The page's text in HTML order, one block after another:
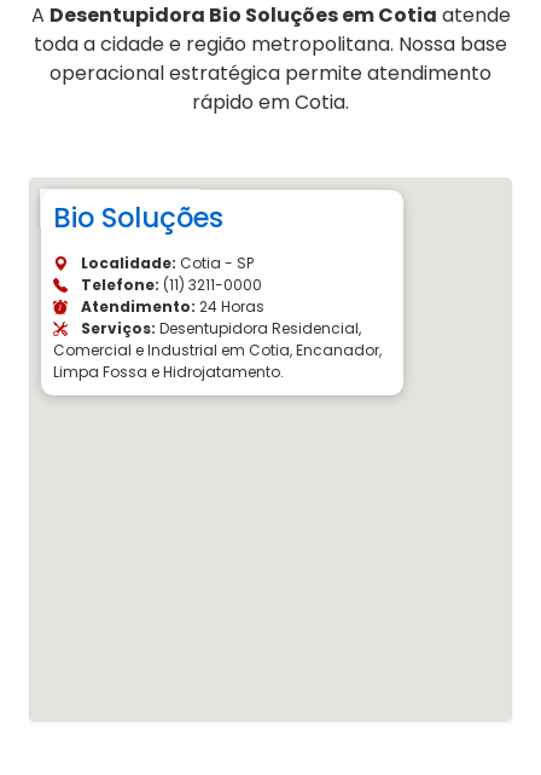
A Desentupidora Bio Soluções em Cotia atende
toda a cidade e região metropolitana. Nossa base
operacional estratégica permite atendimento
rápido em Cotia.
Bio Soluções
Localidade: Cotia - SP
Telefone: (11) 3211-0000
Atendimento: 24 Horas
Serviços: Desentupidora Residencial,
Comercial e Industrial em Cotia, Encanador,
Limpa Fossa e Hidrojatamento.